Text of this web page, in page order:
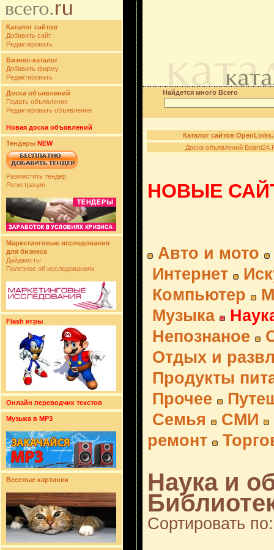
Каталог сайтов
Добавить сайт
Редактировать
Бизнес-каталог
Добавить фирму
Редактировать
Доска объявлений
Подать объявление
Редактировать объявление
Новая доска объявлений
Тендеры NEW
Разместить тендер
Регистрация
Маркетинговые исследования
для бизнеса
Дайджесты
Полезное об исследованиях
Flash игры
Онлайн переводчик текстов
Музыка в MP3
Веселые картинки
Найдется много Всего
Каталог сайтов
Доска объявлений
НОВЫЕ
Авто и мото
Интернет
Компьютер
Музыка
Непознаное
Отдых и
Продукты
Прочее
Семья
СМИ
ремонт
Наука и
Сортировать